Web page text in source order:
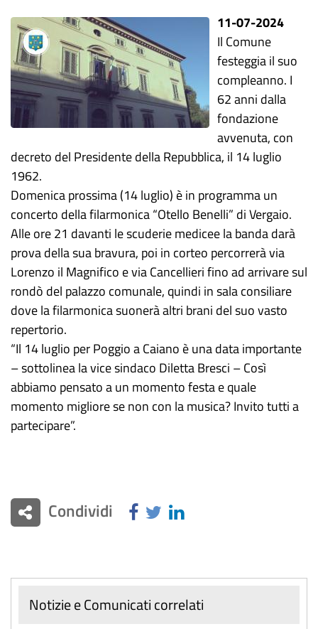
11-07-2024
Il Comune
festeggia il suo
compleanno. I
62 anni dalla
fondazione
avvenuta, con
decreto del Presidente della Repubblica, il 14 luglio
1962.
Domenica prossima (14 luglio) è in programma un
concerto della filarmonica “Otello Benelli” di Vergaio.
Alle ore 21 davanti le scuderie medicee la banda darà
prova della sua bravura, poi in corteo percorrerà via
Lorenzo il Magnifico e via Cancellieri fino ad arrivare sul
rondò del palazzo comunale, quindi in sala consiliare
dove la filarmonica suonerà altri brani del suo vasto
repertorio.
“Il 14 luglio per Poggio a Caiano è una data importante
– sottolinea la vice sindaco Diletta Bresci – Così
abbiamo pensato a un momento festa e quale
momento migliore se non con la musica? Invito tutti a
partecipare”.
Condividi
Notizie e Comunicati correlati